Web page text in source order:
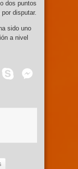
dos puntos
disputar.
sido uno
a nivel
Telegram
Skype